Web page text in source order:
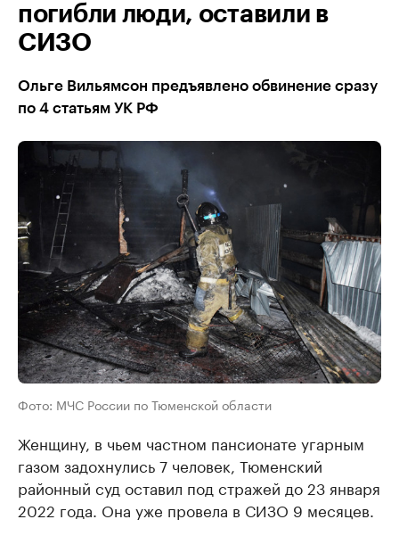
погибли люди, оставили в
СИЗО
Ольге Вильямсон предъявлено обвинение сразу
по 4 статьям УК РФ
Фото: МЧС России по Тюменской области
Женщину, в чьем частном пансионате угарным
газом задохнулись 7 человек, Тюменский
районный суд оставил под стражей до 23 января
2022 года. Она уже провела в СИЗО 9 месяцев.